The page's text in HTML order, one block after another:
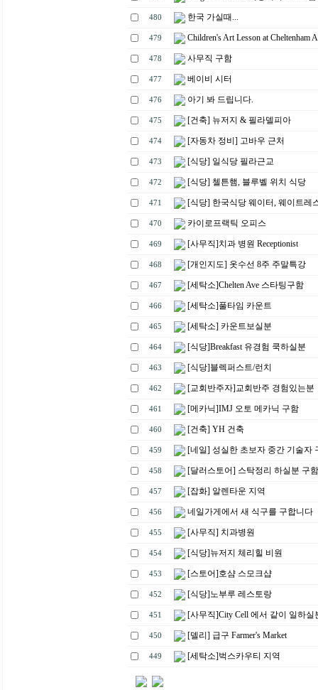
480 한국 가실때...
479 Children's Art Lesson at Cheltenham
478 사무직 구함
477 베이비 시터
476 아기 봐 드립니다.
475 [건축] 뉴저지 & 필라델피아
474 [자동차 정비] 고바우 근처
473 [식당] 일식당 필라근교
472 [식당] 첼튼햄, 블루벨 위치 식당
471 [식당] 한국식당 웨이터, 웨이트레
470 카이로프랙틱 오피스
469 [사무직]치과 병원 Receptionist
468 [개인지도] 옷수선 8주 주말특강
467 [세탁소]Chelten Ave 스타팅구함
466 [세탁소]풀타임 카운트
465 [세탁소] 카운트보실분
464 [식당]Breakfast 유경험 쿡하실분
463 [식당]블렉퍼스트/런치
462 [교회반주자]교회반주 경험있는분
461 [메카닉]IMJ 오토 메카닉 구함
460 [건축] YH 건축
459 [네일] 성실한 초보자 중간 기술자
458 [달러스토어] 스탁정리 하실분 구함
457 [잡화] 알렌타운 지역
456 네일가게에서 새 식구를 구합니다
455 [사무직] 치과병원
454 [식당]뉴저지 체리힐 비원
453 [스토어]호샴 스모크샵
452 [식당]노부루 레스토랑
451 [사무직]City Cell 에서 같이 일하실
450 [델리] 급구 Farmer's Market
449 [세탁소]벅스카우티 지역